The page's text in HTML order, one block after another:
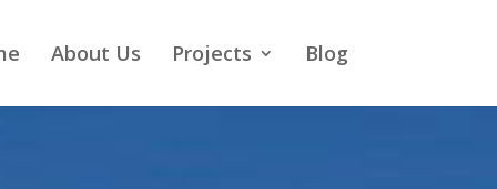
About Us Projects Blog